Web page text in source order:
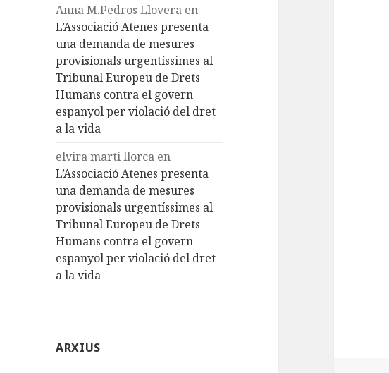
Anna M.Pedros Llovera en
L’Associació Atenes presenta
una demanda de mesures
provisionals urgentíssimes al
Tribunal Europeu de Drets
Humans contra el govern
espanyol per violació del dret
a la vida
elvira marti llorca en
L’Associació Atenes presenta
una demanda de mesures
provisionals urgentíssimes al
Tribunal Europeu de Drets
Humans contra el govern
espanyol per violació del dret
a la vida
ARXIUS